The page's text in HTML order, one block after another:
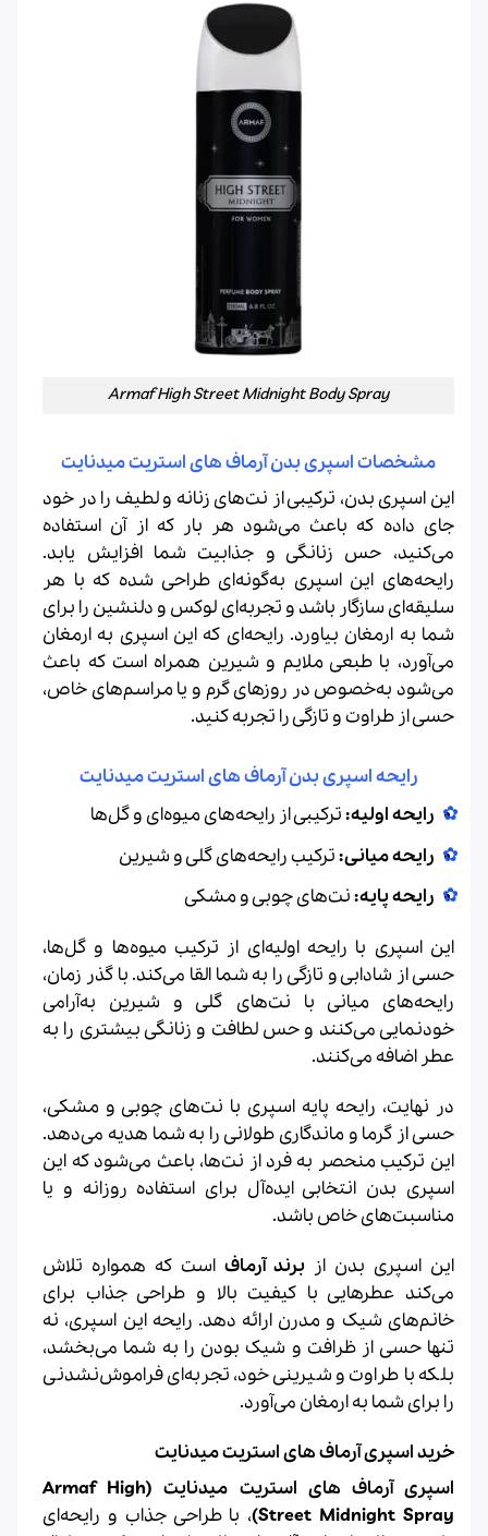
Armaf High Street Midnight Body Spray
مشخصات اسپری بدن آرماف های استریت میدنایت
این اسپری بدن، ترکیبی از نت‌های زنانه و لطیف را در خود
جای داده که باعث می‌شود هر بار که از آن استفاده
می‌کنید، حس زنانگی و جذابیت شما افزایش یابد.
رایحه‌های این اسپری به‌گونه‌ای طراحی شده که با هر
سلیقه‌ای سازگار باشد و تجربه‌ای لوکس و دلنشین را برای
شما به ارمغان بیاورد. رایحه‌ای که این اسپری به ارمغان
می‌آورد، با طبعی ملایم و شیرین همراه است که باعث
می‌شود به‌خصوص در روزهای گرم و یا مراسم‌های خاص،
حسی از طراوت و تازگی را تجربه کنید.
رایحه اسپری بدن آرماف های استریت میدنایت
رایحه اولیه:ترکیبی از رایحه‌های میوه‌ای و گل‌ها
رایحه میانی:ترکیب رایحه‌های گلی و شیرین
رایحه پایه:نت‌های چوبی و مشکی
این اسپری با رایحه اولیه‌ای از ترکیب میوه‌ها و گل‌ها،
حسی از شادابی و تازگی را به شما القا می‌کند. با گذر زمان،
رایحه‌های میانی با نت‌های گلی و شیرین به‌آرامی
خودنمایی می‌کنند و حس لطافت و زنانگی بیشتری را به
عطر اضافه می‌کنند.
در نهایت، رایحه پایه اسپری با نت‌های چوبی و مشکی،
حسی از گرما و ماندگاری طولانی را به شما هدیه می‌دهد.
این ترکیب منحصر به فرد از نت‌ها، باعث می‌شود که این
اسپری بدن انتخابی ایده‌آل برای استفاده روزانه و یا
مناسبت‌های خاص باشد.
این اسپری بدن از برند آرماف است که همواره تلاش
می‌کند عطرهایی با کیفیت بالا و طراحی جذاب برای
خانم‌های شیک و مدرن ارائه دهد. رایحه این اسپری، نه
تنها حسی از ظرافت و شیک بودن را به شما می‌بخشد،
بلکه با طراوت و شیرینی خود، تجربه‌ای فراموش‌نشدنی
را برای شما به ارمغان می‌آورد.
خرید اسپری آرماف های استریت میدنایت
اسپری آرماف های استریت میدنایت (Armaf High
Street Midnight Spray) ، با طراحی جذاب و رایحه‌ای